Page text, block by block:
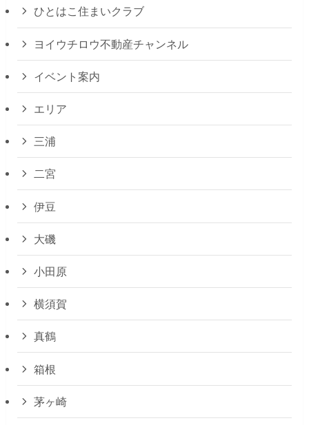
ひとはこ住まいクラブ
ヨイウチロウ不動産チャンネル
イベント案内
エリア
三浦
二宮
伊豆
大磯
小田原
横須賀
真鶴
箱根
茅ヶ崎